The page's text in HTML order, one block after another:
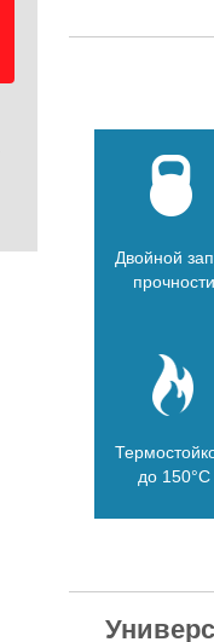
Двойной
прочности
до 150°C